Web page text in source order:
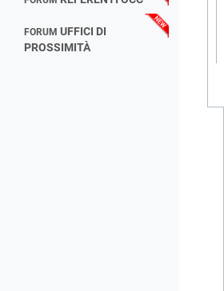
FORUM UFFICI DI
PROSSIMITÀ